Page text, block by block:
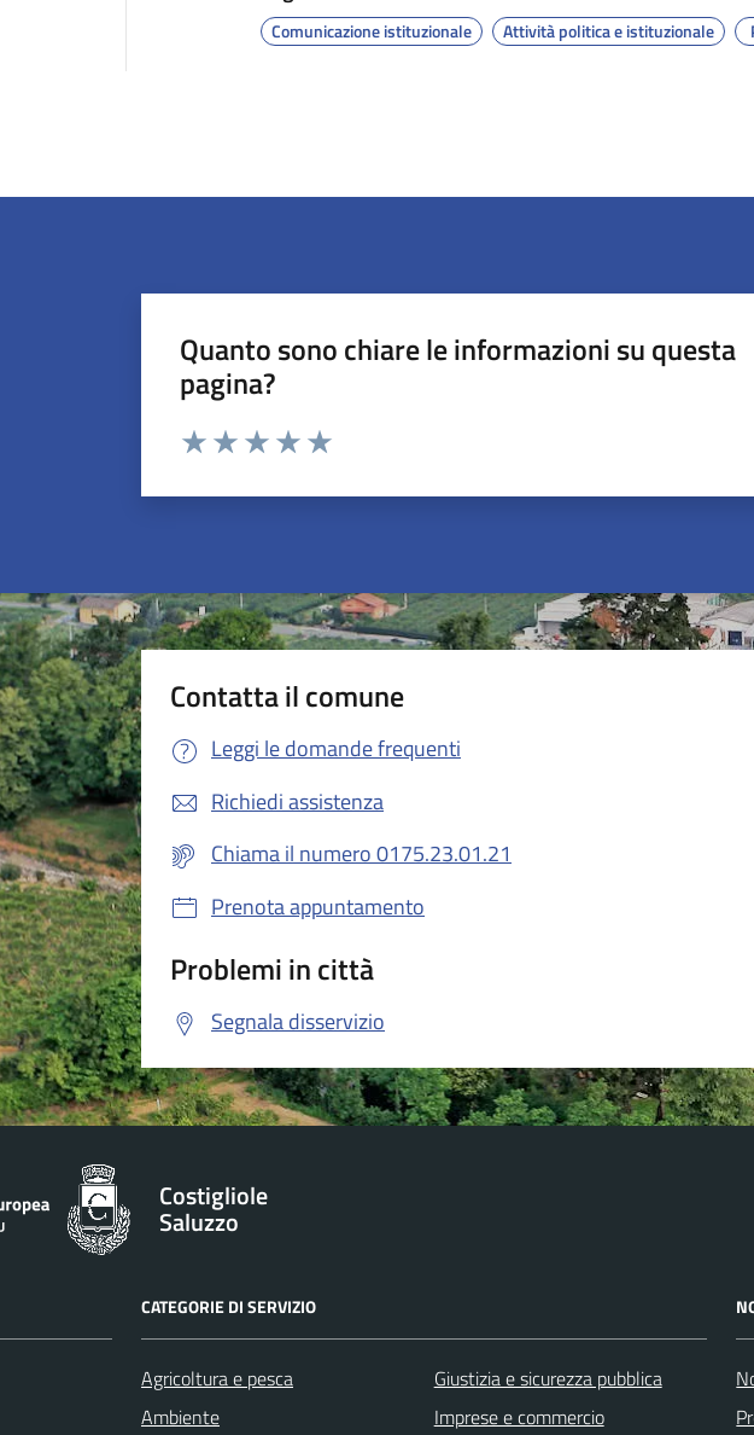
Comunicazione istituzionale Attività politica e istituzionale
Quanto sono chiare le informazioni su questa
pagina?
Valuta da 1 a 5 stelle la pagina
Contatta il comune
Leggi le domande frequenti
Richiedi assistenza
Chiama il numero 0175.23.01.21
Prenota appuntamento
Problemi in città
Segnala disservizio
Costigliole
Saluzzo
CATEGORIE DI SERVIZIO
Agricoltura e pesca
Ambiente
Giustizia e sicurezza pubblica
Imprese e commercio